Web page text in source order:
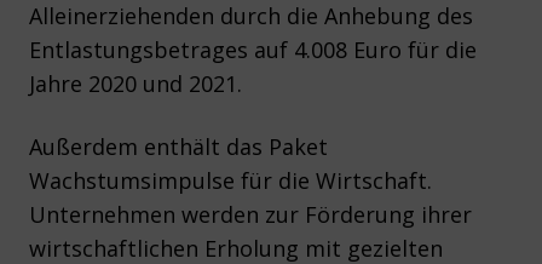
Alleinerziehenden durch die Anhebung des
Entlastungsbetrages auf 4.008 Euro für die
Jahre 2020 und 2021.
Außerdem enthält das Paket
Wachstumsimpulse für die Wirtschaft.
Unternehmen werden zur Förderung ihrer
wirtschaftlichen Erholung mit gezielten